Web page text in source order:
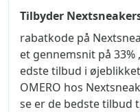
Tilbyder
rabatkode på
et gennemsnit på
edste tilbud i
OMERO hos
se er de bedste tilbud